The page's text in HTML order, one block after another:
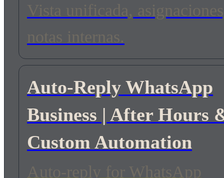
Vista unificada,
notas internas.
Auto-Reply WhatsApp
Business | After Hours
Custom Automation
Auto-reply for WhatsApp